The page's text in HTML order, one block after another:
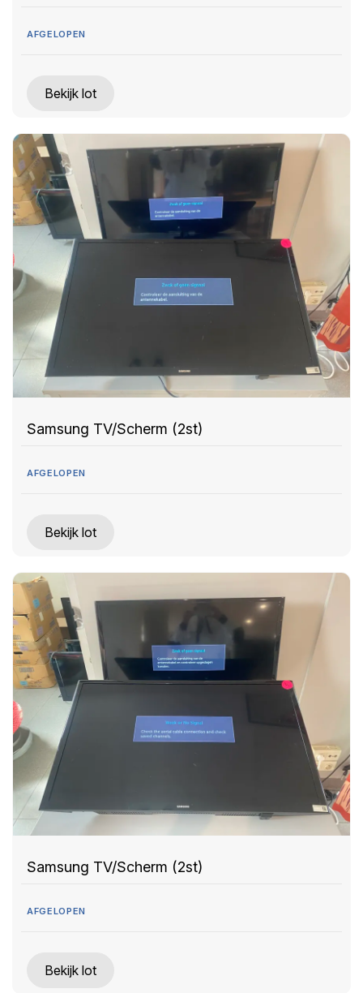
AFGELOPEN
Bekijk lot
Samsung TV/Scherm (2st)
AFGELOPEN
Bekijk lot
Samsung TV/Scherm (2st)
AFGELOPEN
Bekijk lot